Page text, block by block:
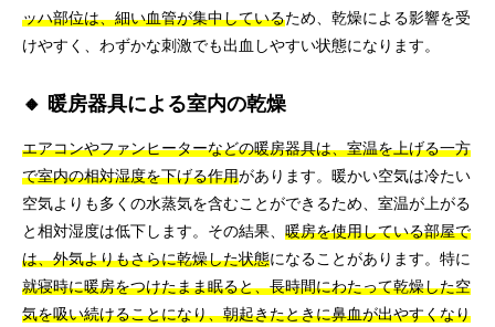
ッハ部位は、細い血管が集中しているため、乾燥による影響を受
けやすく、わずかな刺激でも出血しやすい状態になります。
🔸 暖房器具による室内の乾燥
エアコンやファンヒーターなどの暖房器具は、室温を上げる一方
で室内の相対湿度を下げる作用があります。暖かい空気は冷たい
空気よりも多くの水蒸気を含むことができるため、室温が上がる
と相対湿度は低下します。その結果、 暖房を使用している部屋で
は、外気よりもさらに乾燥した状態になることがあります。特に
就寝時に暖房をつけたまま眠ると、長時間にわたって乾燥した空
気を吸い続けることになり、朝起きたときに鼻血が出やすくなり